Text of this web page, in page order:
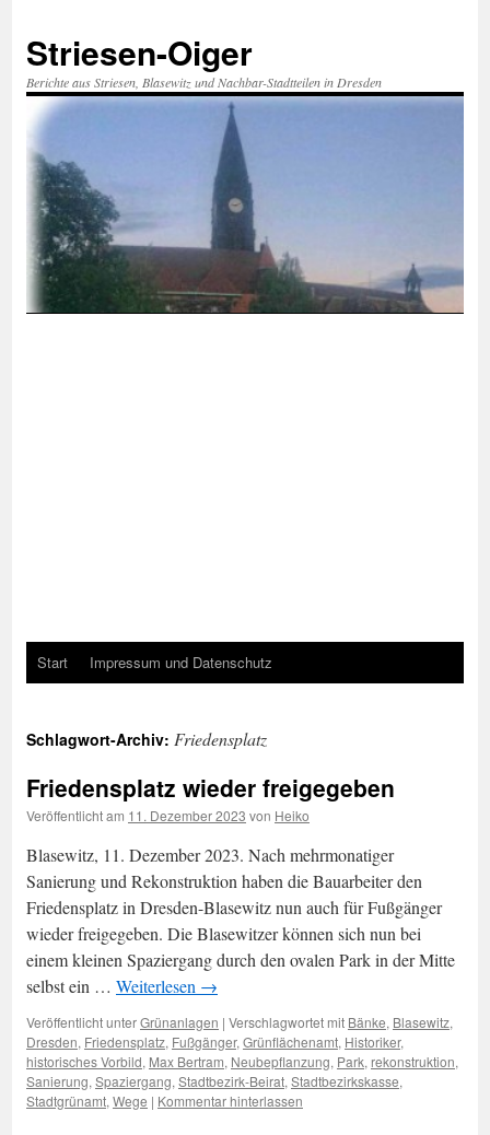
springen
Striesen-Oiger
Berichte aus Striesen, Blasewitz und Nachbar-Stadtteilen in Dresden
Start Impressum und Datenschutz
Schlagwort-Archiv: Friedensplatz
Friedensplatz wieder freigegeben
Veröffentlicht am 11. Dezember 2023 von Heiko
Blasewitz, 11. Dezember 2023. Nach mehrmonatiger
Sanierung und Rekonstruktion haben die Bauarbeiter den
Friedensplatz in Dresden-Blasewitz nun auch für Fußgänger
wieder freigegeben. Die Blasewitzer können sich nun bei
einem kleinen Spaziergang durch den ovalen Park in der Mitte
selbst ein … Weiterlesen →
Veröffentlicht unterGrünanlagen | Verschlagwortet mit Bänke, Blasewitz,
Dresden, Friedensplatz, Fußgänger, Grünflächenamt, Historiker,
historisches Vorbild, Max Bertram, Neubepflanzung, Park, rekonstruktion,
Sanierung, Spaziergang, Stadtbezirk-Beirat, Stadtbezirkskasse,
Stadtgrünamt, Wege | Kommentar hinterlassen